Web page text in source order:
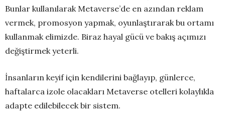
Bunlar kullanılarak Metaverse’de en azından reklam
vermek, promosyon yapmak, oyunlaştırarak bu ortamı
kullanmak elimizde. Biraz hayal gücü ve bakış açımızı
değiştirmek yeterli.
İnsanların keyif için kendilerini bağlayıp, günlerce,
haftalarca izole olacakları Metaverse otelleri kolaylıkla
adapte edilebilecek bir sistem.